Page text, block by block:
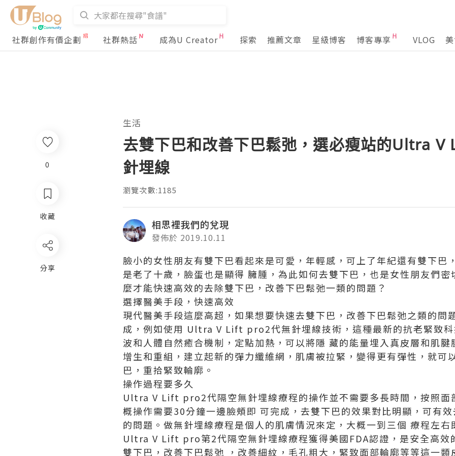
社群創作有價企劃 社群熱話 成為U Creator 探索 推薦文章 星級博客 博客專享 VLOG
生活
去雙下巴和改善下巴鬆弛，選必瘦站的Ultra
針埋線
瀏覽次數:1185
相思裡我們的兌現
發佈於 2019.10.11
臉小的女性朋友有雙下巴看起來是可愛，年輕感，可上了年紀還有雙下巴
是老了十歲，臉蛋也是顯得 臃腫，為此如何去雙下巴 ，也是女性朋友們
麼才能快速高效的去除雙下巴，改善下巴鬆弛一類的問題？
選擇醫美手段，快速高效
現代醫美手段這麼高超，如果想要快速去雙下巴，改善下巴鬆弛之類的問
成，例如使用 Ultra V Lift pro2代無針埋線技術，這種最新的抗老緊致
波和人體自然癒合機制，定點加熱，可以將隱 藏的能量埋入真皮層和肌
增生和重組，建立起新的彈力纖維網，肌膚被拉緊，變得更有彈性，就可
巴，重拾緊致輪廓。
操作過程要多久
Ultra V Lift pro2代隔空無針埋線療程的操作並不需要多長時間，按照面
概操作需要30分鐘一邊臉頰即 可完成，去雙下巴的效果對比明顯，可有
的問題。做無針埋線療程是個人的肌膚情況來定，大概一到三個 療程左右
Ultra V Lift pro第2代隔空無針埋線療程獲得美國FDA認證，是安全高效
雙下巴，改善下巴鬆弛 ，改善細紋，毛孔粗大，緊致面部輪廓等等這一
0
收藏
分享